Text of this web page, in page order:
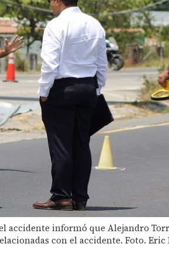
accidente informó que Alejandro
con el accidente. Foto.